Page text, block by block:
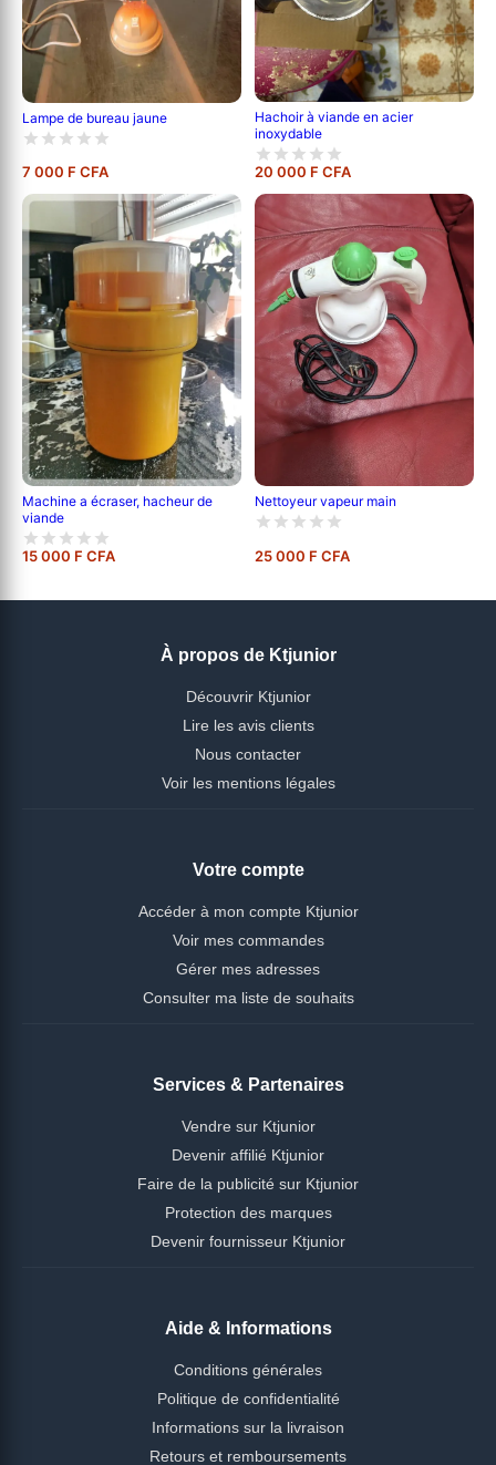
Lampe de bureau jaune
7 000 F CFA
Hachoir à viande en acier
inoxydable
20 000 F CFA
Machine a écraser, hacheur de
viande
15 000 F CFA
Nettoyeur vapeur main
25 000 F CFA
À propos de Ktjunior
Découvrir Ktjunior
Lire les avis clients
Nous contacter
Voir les mentions légales
Votre compte
Accéder à mon compte Ktjunior
Voir mes commandes
Gérer mes adresses
Consulter ma liste de souhaits
Services & Partenaires
Vendre sur Ktjunior
Devenir affilié Ktjunior
Faire de la publicité sur Ktjunior
Protection des marques
Devenir fournisseur Ktjunior
Aide & Informations
Conditions générales
Politique de confidentialité
Informations sur la livraison
Retours et remboursements